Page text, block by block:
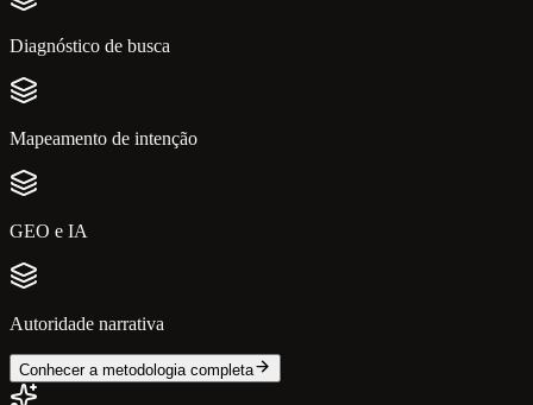
Diagnóstico de busca
Mapeamento de intenção
GEO e IA
Autoridade narrativa
Conhecer a metodologia completa